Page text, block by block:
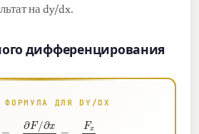
на dy/dx.
дифференцирования
ФОРМУЛА ДЛЯ DY/DX
/∂x∂F xF